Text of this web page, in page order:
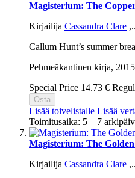
Magisterium: The
Kirjailija Cassandra Clare
Callum Hunt’s summer
Pehmeäkantinen kirja, 2015
Special Price 14.73 €
Osta
Lisää toivelistalle Lisää
Toimitusaika: 5 – 7
Magisterium: The
Kirjailija Cassandra Clare